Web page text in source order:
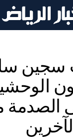
سجين
الصدمة